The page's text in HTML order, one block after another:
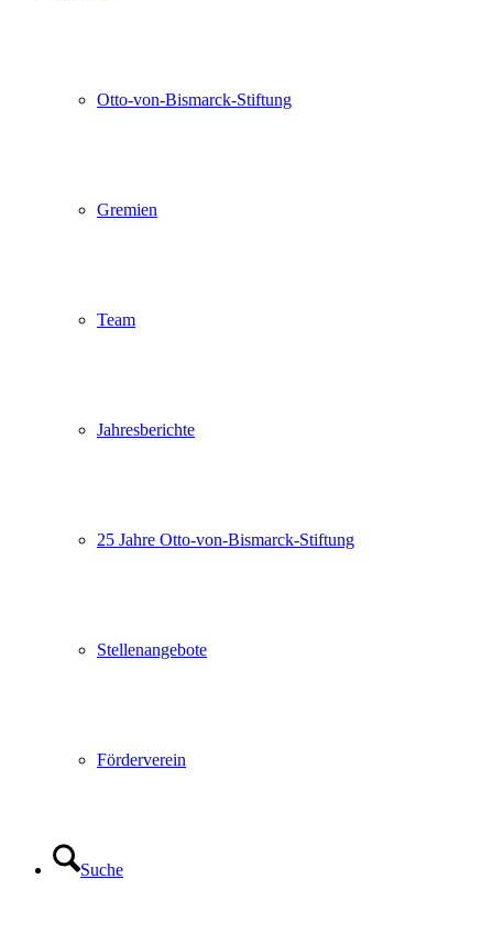
Otto-von-Bismarck-Stiftung
Gremien
Team
Jahresberichte
25 Jahre Otto-von-Bismarck-Stiftung
Stellenangebote
Förderverein
Suche